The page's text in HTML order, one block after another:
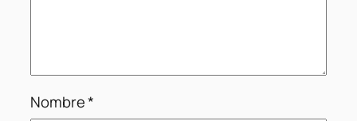
Nombre*